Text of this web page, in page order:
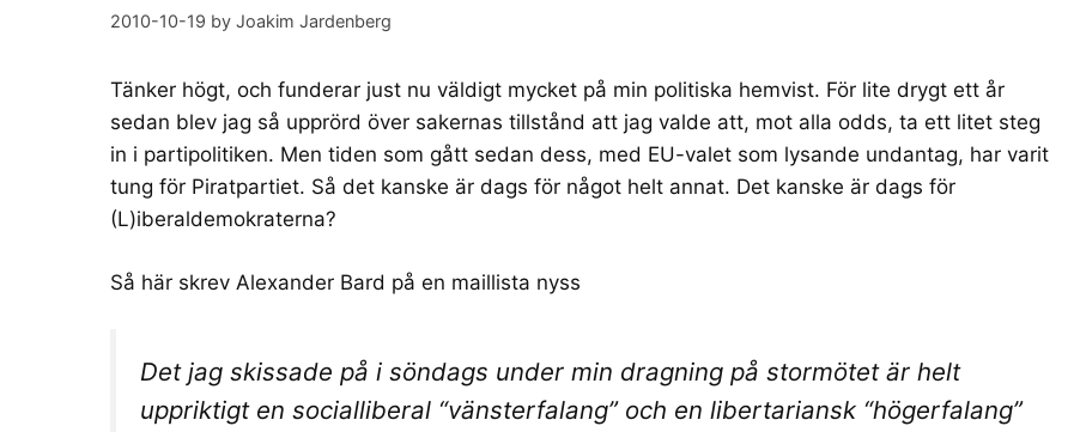
2010-10-19 by Joakim Jardenberg
Tänker högt, och funderar just nu väldigt mycket på min politiska hemvist. För lite drygt ett år
sedan blev jag så upprörd över sakernas tillstånd att jag valde att, mot alla odds, ta ett litet steg
in i partipolitiken. Men tiden som gått sedan dess, med EU-valet som lysande undantag, har varit
tung för Piratpartiet. Så det kanske är dags för något helt annat. Det kanske är dags för
(L)iberaldemokraterna?
Så här skrev Alexander Bard på en maillista nyss
Det jag skissade på i söndags under min dragning på stormötet är helt
uppriktigt en socialliberal “vänsterfalang” och en libertariansk “högerfalang”